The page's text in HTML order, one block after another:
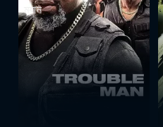
ম্যান